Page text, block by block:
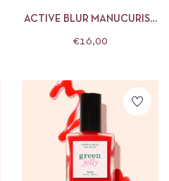
ACTIVE BLUR MANUCURIST
€16,00